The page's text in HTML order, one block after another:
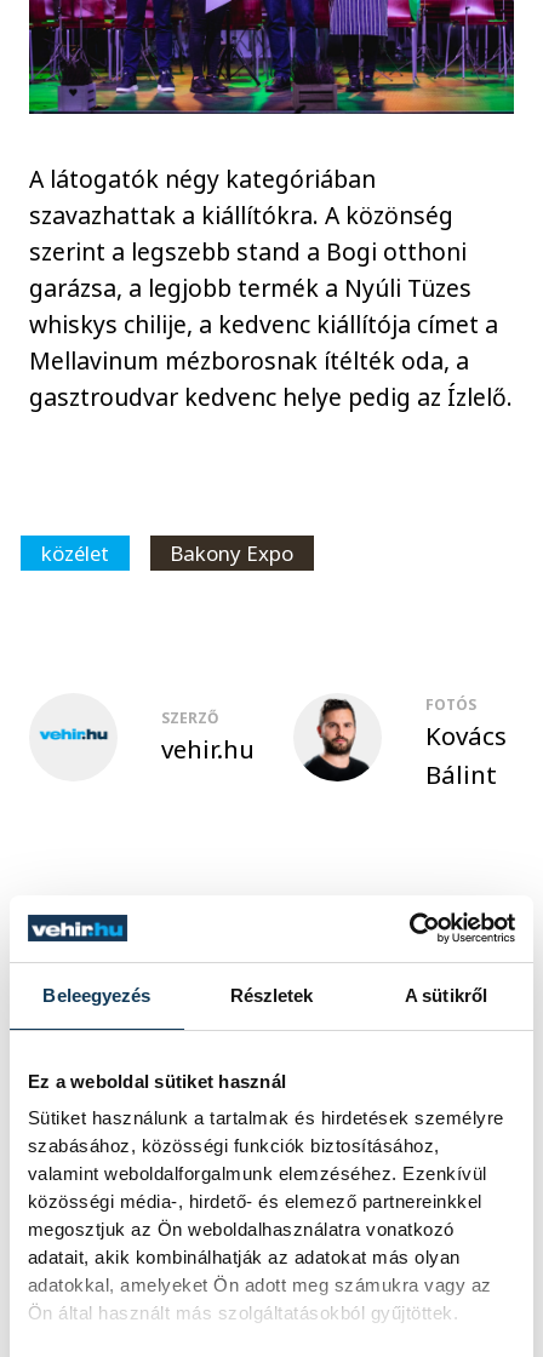
Beleegyezés Részletek A sütikről
Ez a weboldal sütiket használ
Sütiket használunk a tartalmak és hirdetések személyre
szabásához, közösségi funkciók biztosításához,
valamint weboldalforgalmunk elemzéséhez. Ezenkívül
közösségi média-, hirdető- és elemező partnereinkkel
megosztjuk az Ön weboldalhasználatra vonatkozó
adatait, akik kombinálhatják az adatokat más olyan
adatokkal, amelyeket Ön adott meg számukra vagy az
Ön által használt más szolgáltatásokból gyűjtöttek.
A látogatók négy kategóriában
szavazhattak a kiállítókra. A közönség
szerint a legszebb stand a Bogi otthoni
garázsa, a legjobb termék a Nyúli Tüzes
whiskys chilije, a kedvenc kiállítója címet a
Mellavinum mézborosnak ítélték oda, a
gasztroudvar kedvenc helye pedig az Ízlelő.
közélet Bakony Expo
SZERZŐ
vehir.hu
FOTÓS
Kovács
Bálint